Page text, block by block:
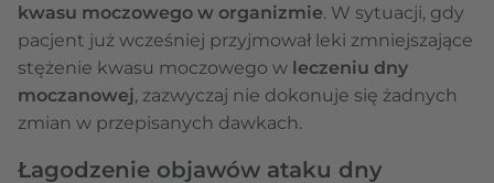
kwasu moczowego w organizmie. W sytuacji, gdy
pacjent już wcześniej przyjmował leki zmniejszające
stężenie kwasu moczowego w leczeniu dny
moczanowej, zazwyczaj nie dokonuje się żadnych
zmian w przepisanych dawkach.
Łagodzenie objawów ataku dny